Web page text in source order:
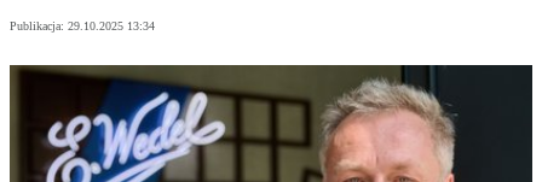
Publikacja: 29.10.2025 13:34